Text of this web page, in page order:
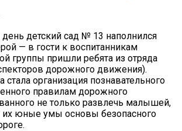
день детский сад № 13 наполнился
— в гости к воспитанникам
группы пришли ребята из отряда
дорожного движения).
организация познавательного
правилам дорожного
не только развлечь малышей,
их юные умы основы безопасного